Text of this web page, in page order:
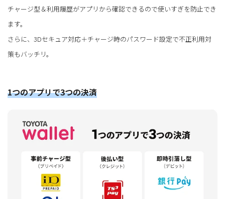
チャージ型＆利用履歴がアプリから確認できるので使いすぎを防止でき
ます。
さらに、3Dセキュア対応＋チャージ時のパスワード設定で不正利用対
策もバッチリ。
1つのアプリで3つの決済